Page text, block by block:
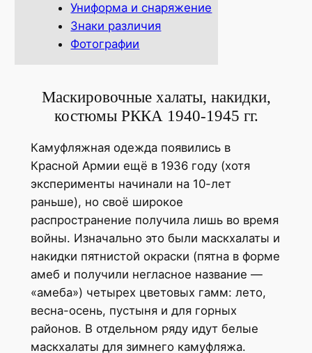
Униформа и снаряжение
Знаки различия
Фотографии
Маскировочные халаты, накидки,
костюмы РККА 1940-1945 гг.
Камуфляжная одежда появились в
Красной Армии ещё в 1936 году (хотя
эксперименты начинали на 10-лет
раньше), но своё широкое
распространение получила лишь во время
войны. Изначально это были маскхалаты и
накидки пятнистой окраски (пятна в форме
амеб и получили негласное название —
«амеба») четырех цветовых гамм: лето,
весна-осень, пустыня и для горных
районов. В отдельном ряду идут белые
маскхалаты для зимнего камуфляжа.